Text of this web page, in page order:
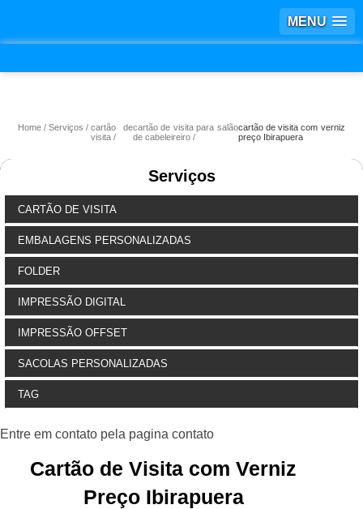
MENU
Home Serviços
cartão de
visita
cartão de visita para salão
de cabeleireiro
cartão de visita com verniz
preço Ibirapuera
Serviços
CARTÃO DE VISITA
EMBALAGENS PERSONALIZADAS
FOLDER
IMPRESSÃO DIGITAL
IMPRESSÃO OFFSET
SACOLAS PERSONALIZADAS
TAG
Cartão de Visita com Verniz
Preço Ibirapuera